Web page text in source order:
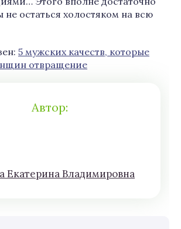
не остаться холостяком на всю
5 мужских качеств, которые
отвращение
Автор:
Eкатeринa Влaдимирoвна